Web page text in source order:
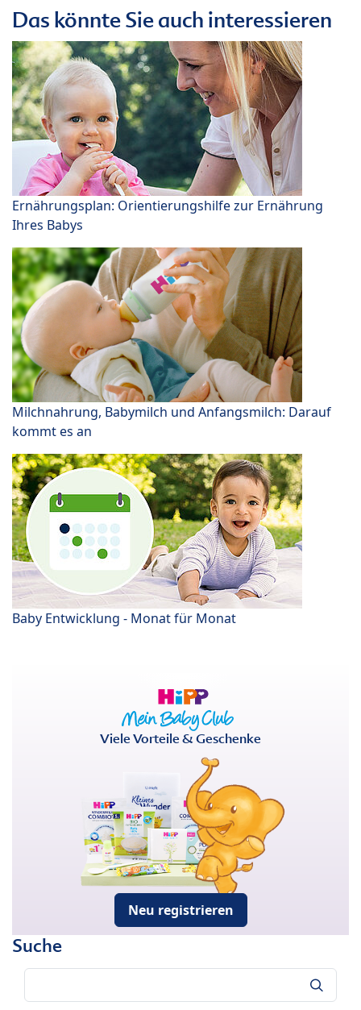
Das könnte Sie auch interessieren
Ernährungsplan: Orientierungshilfe zur Ernährung
Ihres Babys
Milchnahrung, Babymilch und Anfangsmilch: Darauf
kommt es an
Baby Entwicklung - Monat für Monat
Viele Vorteile & Geschenke
Neu registrieren
Suche